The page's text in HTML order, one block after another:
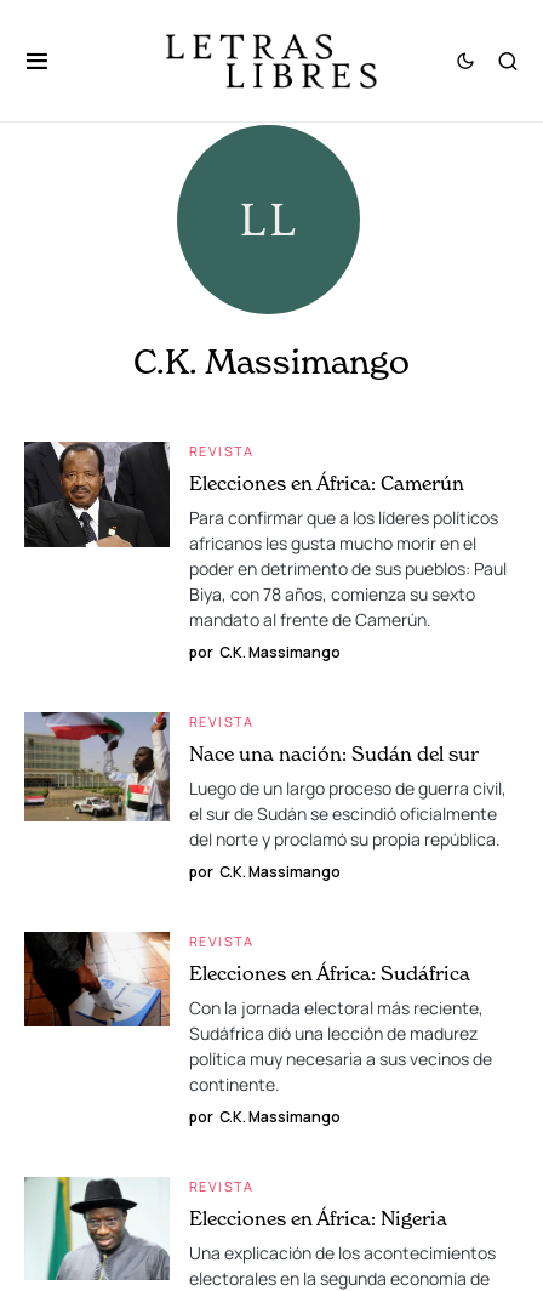
C.K. Massimango
REVISTA
Elecciones en África: Camerún
Para confirmar que a los líderes políticos
africanos les gusta mucho morir en el
poder en detrimento de sus pueblos: Paul
Biya, con 78 años, comienza su sexto
mandato al frente de Camerún.
por C.K. Massimango
REVISTA
Nace una nación: Sudán del sur
Luego de un largo proceso de guerra civil,
el sur de Sudán se escindió oficialmente
del norte y proclamó su propia república.
por C.K. Massimango
REVISTA
Elecciones en África: Sudáfrica
Con la jornada electoral más reciente,
Sudáfrica dió una lección de madurez
política muy necesaria a sus vecinos de
continente.
por C.K. Massimango
REVISTA
Elecciones en África: Nigeria
Una explicación de los acontecimientos
electorales en la segunda economía de